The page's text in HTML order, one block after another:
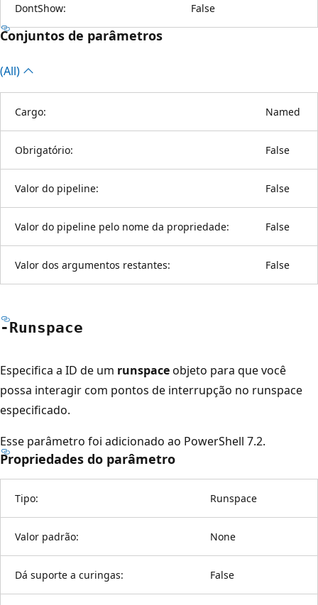
DontShow: False
Conjuntos de parâmetros
(All)
Cargo: Named
Obrigatório: False
Valor do pipeline: False
Valor do pipeline pelo nome da propriedade: False
Valor dos argumentos restantes: False
-Runspace
Especifica a ID de um runspaceobjeto para que você
possa interagir com pontos de interrupção no runspace
especificado.
Esse parâmetro foi adicionado ao PowerShell 7.2.
Propriedades do parâmetro
Tipo: Runspace
Valor padrão: None
Dá suporte a curingas: False